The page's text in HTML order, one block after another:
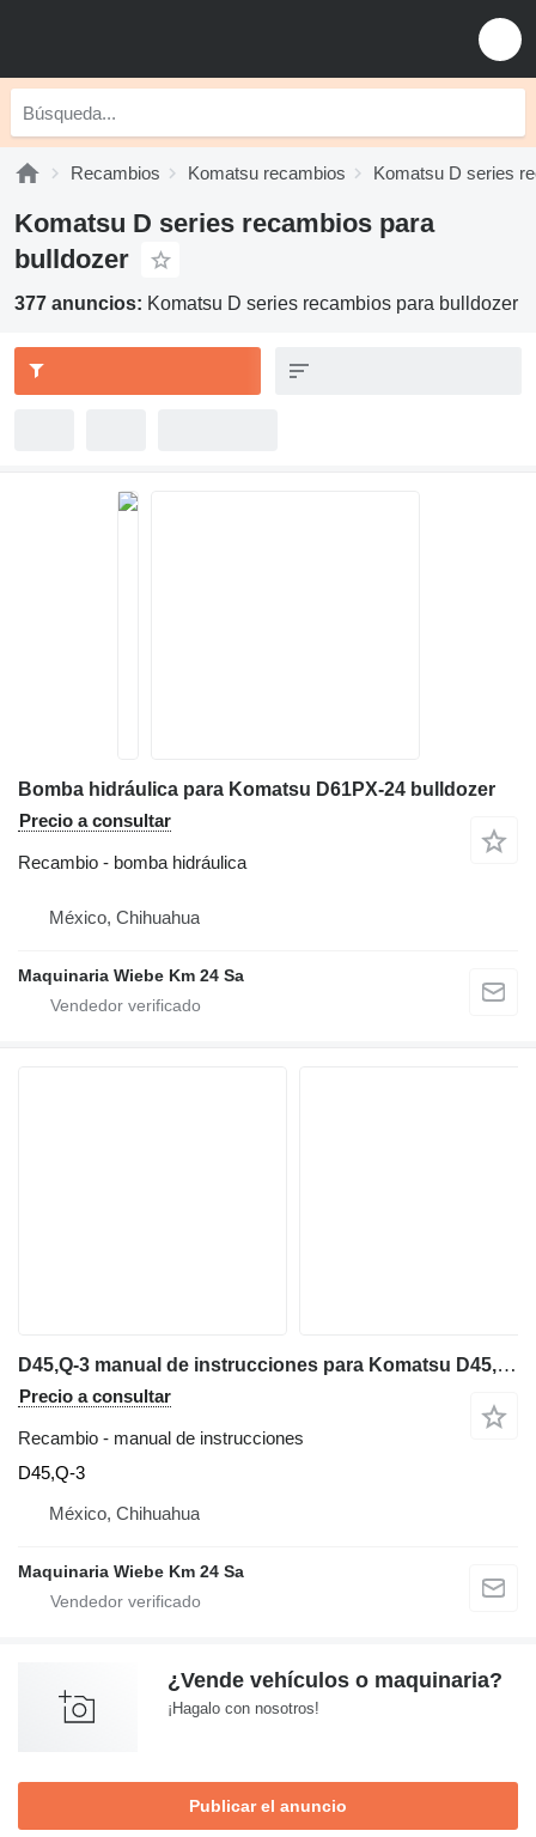
Recambios Komatsu recambios Komatsu D series
Komatsu D series recambios para
bulldozer
377 anuncios: Komatsu D series recambios para bulldozer
Bomba hidráulica para Komatsu D61PX-24 bulldozer
Precio a consultar
Recambio - bomba hidráulica
México, Chihuahua
Maquinaria Wiebe Km 24 Sa
D45,Q-3 manual de instrucciones para Komatsu D45,Q-3 bulldozer
Precio a consultar
Recambio - manual de instrucciones
D45,Q-3
México, Chihuahua
Maquinaria Wiebe Km 24 Sa
¿Vende vehículos o maquinaria?
¡Hagalo con nosotros!
Publicar el anuncio